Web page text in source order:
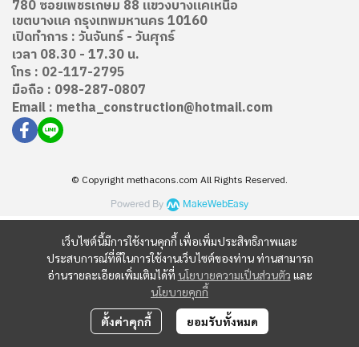
เว็บไซต์นี้มีการใช้งานคุกกี้ เพื่อเพิ่มประสิทธิภาพและ
ประสบการณ์ที่ดีในการใช้งานเว็บไซต์ของท่าน ท่านสามารถ
อ่านรายละเอียดเพิ่มเติมได้ที่ นโยบายความเป็นส่วนตัว และ
นโยบายคุกกี้
ตั้งค่าคุกกี้ ยอมรับทั้งหมด
780 ซอยเพชรเกษม 88 แขวงบางแคเหนือ
เขตบางแค กรุงเทพมหานคร 10160
เปิดทำการ : วันจันทร์ - วันศุกร์
เวลา 08.30 - 17.30 น.
โทร : 02-117-2795
มือถือ : 098-287-0807
Email : metha_construction@hotmail.com
© Copyright methacons.com All Rights Reserved.
Powered By MakeWebEasy